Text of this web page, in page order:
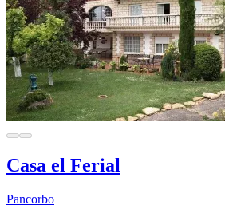
Casa el Ferial
Pancorbo